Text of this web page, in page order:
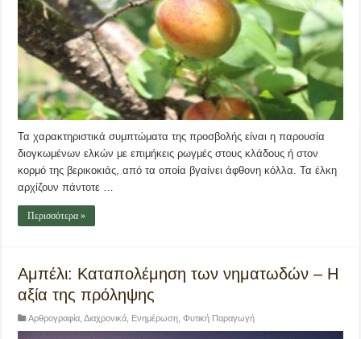
Τα χαρακτηριστικά συμπτώματα της προσβολής είναι η παρουσία
διογκωμένων ελκών με επιμήκεις ρωγμές στους κλάδους ή στον
κορμό της βερικοκιάς, από τα οποία βγαίνει άφθονη κόλλα. Τα έλκη
αρχίζουν πάντοτε …
Περισσότερα »
Αμπέλι: Καταπολέμηση των νηματωδών – Η
αξία της πρόληψης
Αρθρογραφία ,Διαχρονικά Ενημέρωση ,Φυτική Παραγωγή